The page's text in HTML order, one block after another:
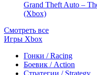
Grand Theft Auto –
(Xbox)
Смотреть все
Игры Xbox
Гонки / Racing
Боевик / Action
Стратегии / Strategy